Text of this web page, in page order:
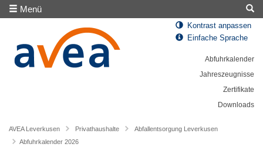
Menü
Kontrast anpassen
Einfache Sprache
Abfuhrkalender
Jahreszeugnisse
Zertifikate
Downloads
AVEA Leverkusen Privathaushalte
Abfallentsorgung Leverkusen
Abfuhrkalender 2026